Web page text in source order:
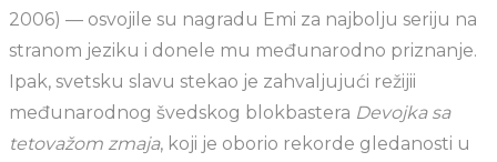
2006) — osvojile su nagradu Emi za najbolju seriju na
stranom jeziku i donele mu međunarodno priznanje.
Ipak, svetsku slavu stekao je zahvaljujući režijii
međunarodnog švedskog blokbastera Devojka sa
tetovažom zmaja, koji je oborio rekorde gledanosti u